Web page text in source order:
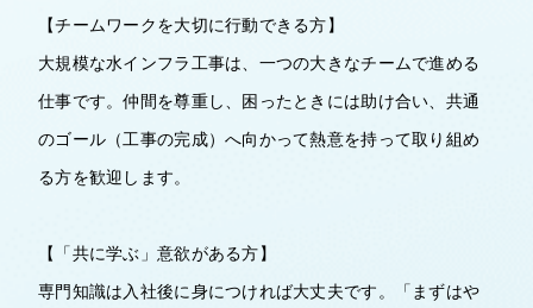
【チームワークを大切に行動できる方】
大規模な水インフラ工事は、一つの大きなチームで進める
仕事です。仲間を尊重し、困ったときには助け合い、共通
のゴール（工事の完成）へ向かって熱意を持って取り組め
る方を歓迎します。
【「共に学ぶ」意欲がある方】
専門知識は入社後に身につければ大丈夫です。「まずはや